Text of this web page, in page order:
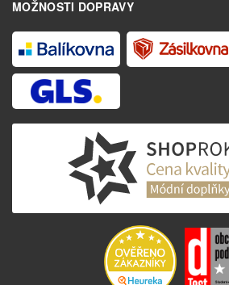
MOŽNOSTI DOPRAVY